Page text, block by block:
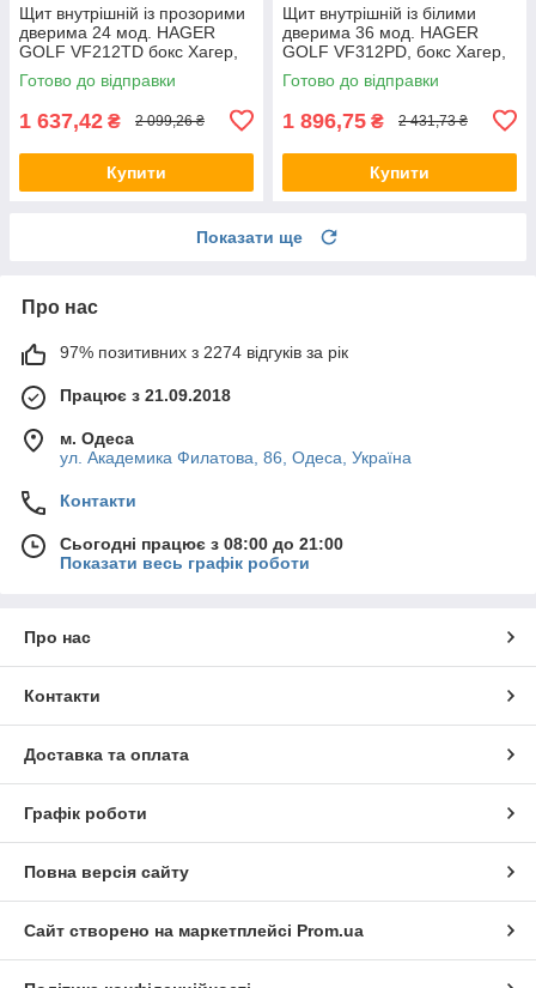
Щит внутрішній із прозорими
дверима 24 мод. HAGER
GOLF VF212TD бокс Хагер,
шафа розподільна для
автоматів
Готово до відправки
1 637,42 ₴ 2 099,26 ₴
Купити
Щит внутрішній із білими
дверима 36 мод. HAGER
GOLF VF312РD, бокс Хагер,
шафа розподільна для
автоматів
Готово до відправки
1 896,75 ₴ 2 431,73 ₴
Купити
Показати ще
Про нас
97% позитивних з 2274 відгуків за рік
Працює з 21.09.2018
м. Одеса
ул. Академика Филатова, 86, Одеса, Україна
Контакти
Сьогодні працює з 08:00 до 21:00
Показати весь графік роботи
Про нас
Контакти
Доставка та оплата
Графік роботи
Повна версія сайту
Сайт створено на маркетплейсі Prom.ua